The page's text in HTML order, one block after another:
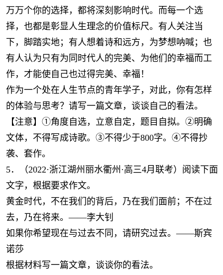
万万个你的选择，都将深刻影响时代。而每一个选
择，也都是彰显人生理念的价值标尺。有人关注当
下，脚踏实地；有人想着诗和远方，为梦想呐喊；也
有人认为只有为同时代人的完美、为他们的幸福而工
作，才能使自己也过得完美、幸福！
作为一个处在人生节点的青年学子，对此，你有怎样
的体验与思考？请写一篇文章，谈谈自己的看法。
【注意】①角度自选，立意自定，题目自拟。②明确
文体，不得写成诗歌。③不得少于800字。④不得抄
袭、套作。
5．（2022·浙江湖州丽水衢州·高三4月联考）阅读下面
文字，根据要求作文。
黄金时代，不在我们的背后，乃在我们面前；不在过
去，乃在将来。——李大钊
如果你希望现在与过去不同，请研究过去。——斯宾
诺莎
根据材料写一篇文章，谈谈你的看法。